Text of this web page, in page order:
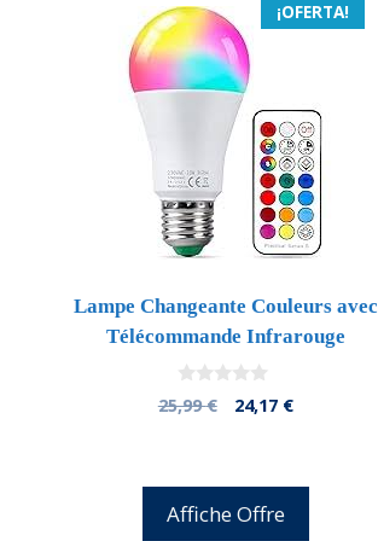
¡OFERTA!
Lampe Changeante Couleurs avec
Télécommande Infrarouge
0
d
25,99€
El
25,99 €.
24,17 €El
Affiche Offre